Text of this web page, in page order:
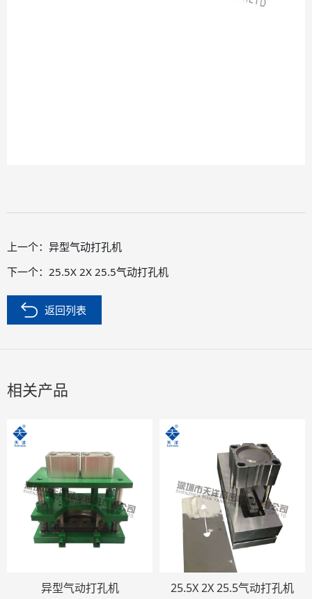
上一个： 异型气动打孔机
下一个： 25.5X 2X 25.5气动打孔机
返回列表
相关产品
异型气动打孔机 25.5X 2X 25.5气动打孔机